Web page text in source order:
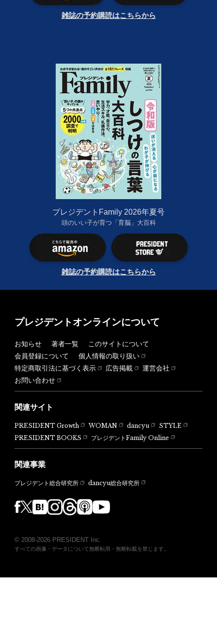
雑誌の予約購読はこちらから
プレジデントFamily 2026年夏号
頭のいい子が育つ「育脳」大百科
雑誌の予約購読はこちらから
プレジデントオンラインについて
お知らせ 著者一覧
このサイトについて
会員登録について
個人情報の取り扱い
特定商取引法に基づく表示
広告掲載
運営会社
お問い合わせ
関連サイト
PRESIDENT Growth WOMAN dancyu
STYLE
PRESIDENT BOOKS
プレジデントFamily Online
関連事業
プレジデント総合研究所 dancyu総合研究所
© 2008-2026 PRESIDENT Inc.
すべての画像・データについて無断転用・無断転載を禁じます。